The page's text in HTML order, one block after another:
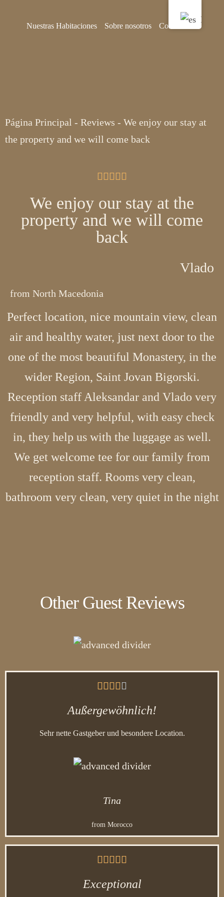
Nuestras Habitaciones Sobre nosotros Contáctenos
Página Principal - Reviews - We enjoy our stay at
the property and we will come back

We enjoy our stay at the
property and we will come
back
Vlado
from North Macedonia
Perfect location, nice mountain view, clean
air and healthy water, just next door to the
one of the most beautiful Monastery, in the
wider Region, Saint Jovan Bigorski.
Reception staff Aleksandar and Vlado very
friendly and very helpful, with easy check
in, they help us with the luggage as well.
We get welcome tee for our family from
reception staff. Rooms very clean,
bathroom very clean, very quiet in the night
Other Guest Reviews

Außergewöhnlich!
Sehr nette Gastgeber und besondere Location.
Tina
from Morocco

Exceptional